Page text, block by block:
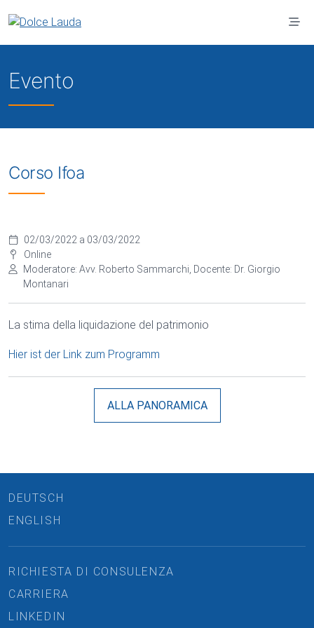
Evento
Corso Ifoa
02/03/2022 a 03/03/2022
Online
Moderatore: Avv. Roberto Sammarchi, Docente: Dr. Giorgio
Montanari
La stima della liquidazione del patrimonio
Hier ist der Link zum Programm
ALLA PANORAMICA
DEUTSCH
ENGLISH
RICHIESTA DI CONSULENZA
CARRIERA
LINKEDIN